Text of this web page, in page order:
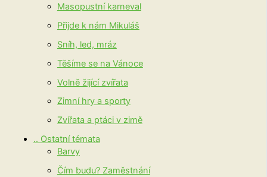
Masopustní karneval
Přijde k nám Mikuláš
Sníh, led, mráz
Těšíme se na Vánoce
Volně žijící zvířata
Zimní hry a sporty
Zvířata a ptáci v zimě
.. Ostatní témata
Barvy
Čím budu? Zaměstnání